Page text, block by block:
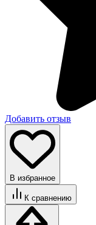
Добавить отзыв
В избранное
К сравнению